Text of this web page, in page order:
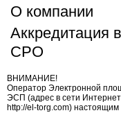
О компании
Аккредитация в
СРО
ВНИМАНИЕ!
Оператор Электронной
ЭСП (адрес в сети Интернет
http://el-torg.com) настоящим